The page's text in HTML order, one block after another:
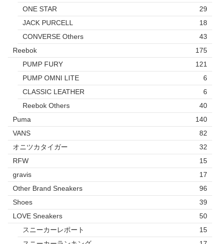
ONE STAR
29
JACK PURCELL
18
CONVERSE Others
43
Reebok
175
PUMP FURY
121
PUMP OMNI LITE
6
CLASSIC LEATHER
6
Reebok Others
40
Puma
140
VANS
82
オニツカタイガー
32
RFW
15
gravis
17
Other Brand Sneakers
96
Shoes
39
LOVE Sneakers
50
スニーカーレポート
15